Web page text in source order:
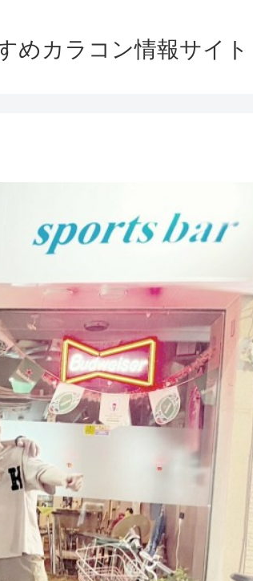
めカラコン情報サイト